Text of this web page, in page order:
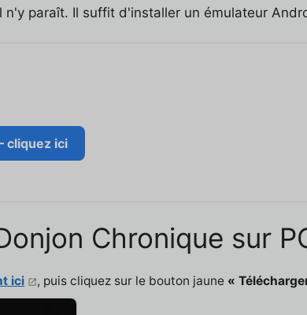
n'y paraît. Il suffit d'installer un émulateur
cliquez ici
Chronique sur
ici , puis cliquez sur le bouton jaune «